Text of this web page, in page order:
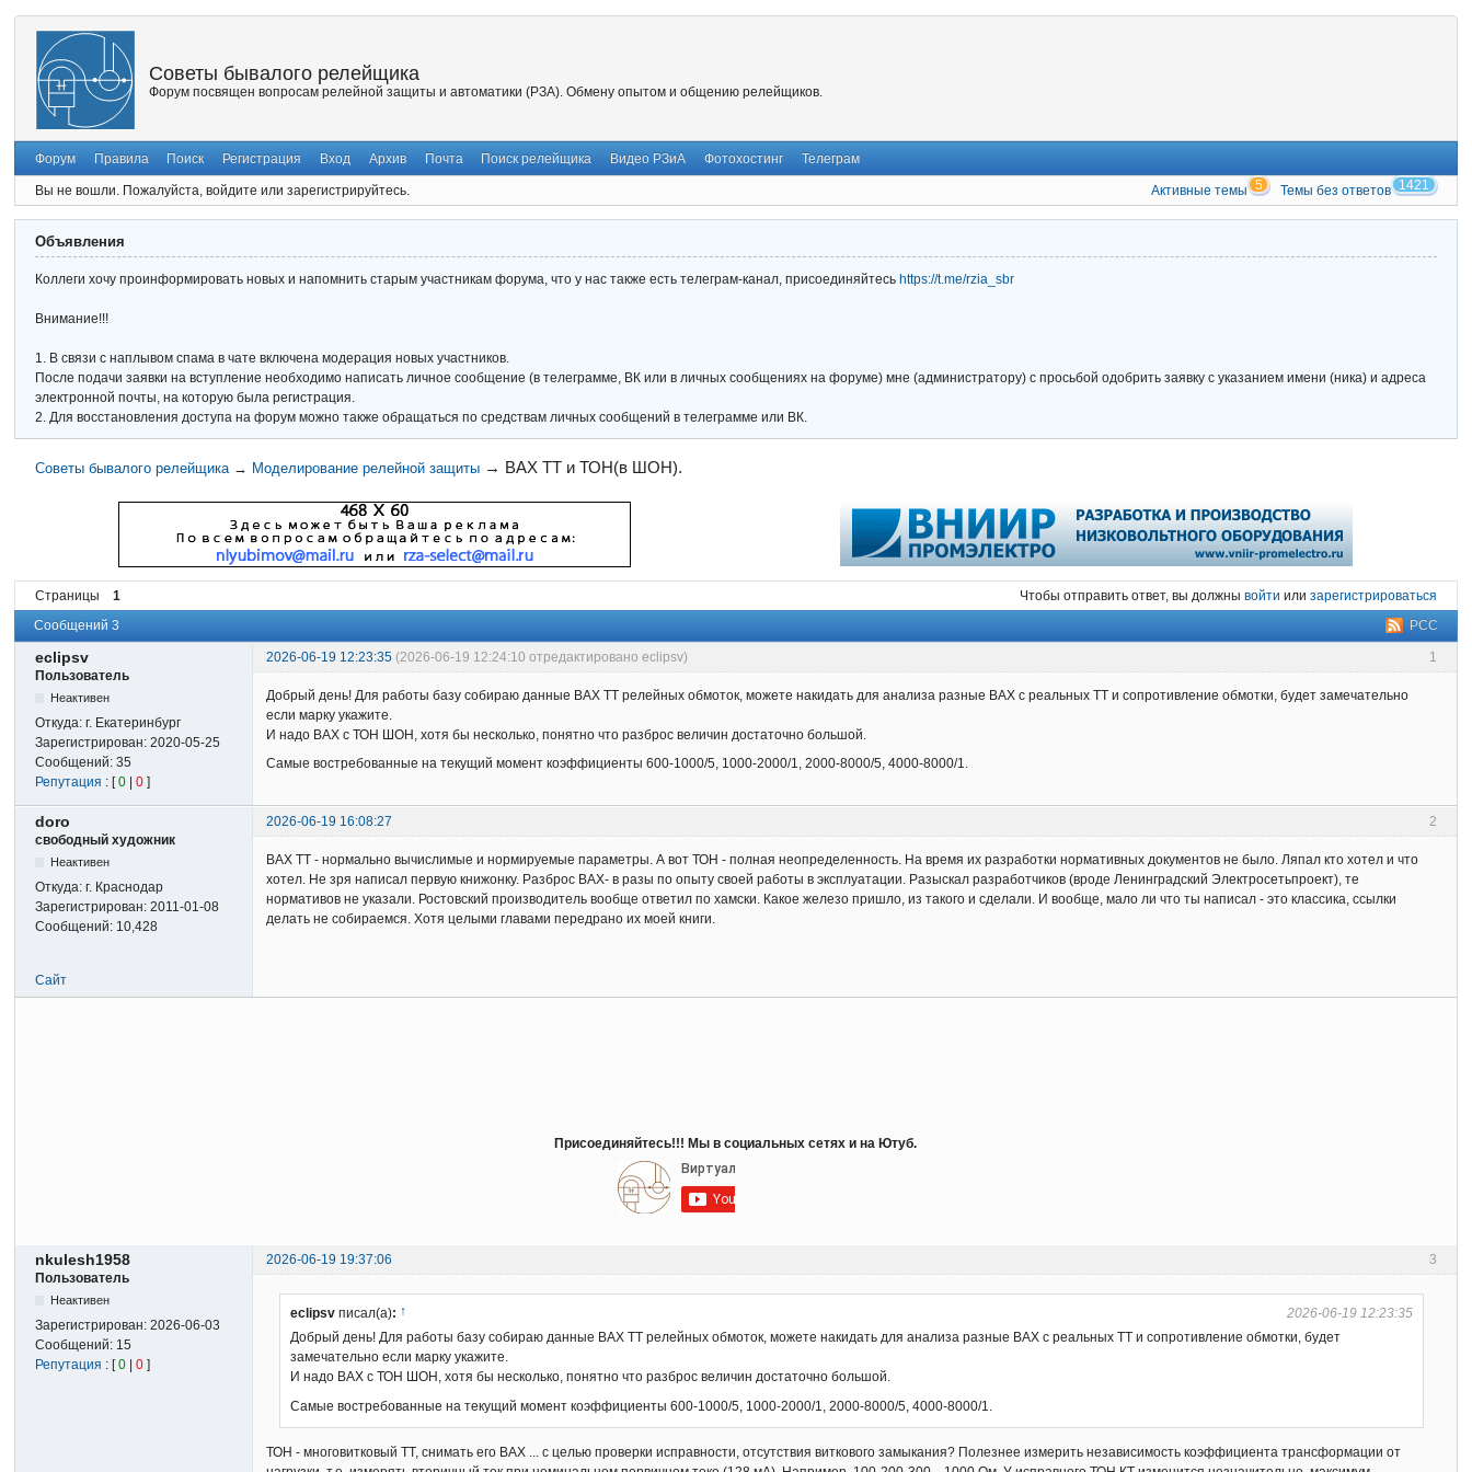
Советы бывалого релейщика
Форум посвящен вопросам релейной защиты и автоматики (РЗА). Обмену опытом и общению релейщиков.
Форум Правила Поиск Регистрация Вход Архив Почта Поиск релейщика Видео РЗиА Фотохостинг Телеграм
Вы не вошли. Пожалуйста, войдите или зарегистрируйтесь. Активные темы 5 Темы без ответов 1421
Объявления
Коллеги хочу проинформировать новых и напомнить старым участникам форума, что у нас также есть телеграм-канал, присоединяйтесь https://t.me/rzia_sbr
Внимание!!!
1. В связи с наплывом спама в чате включена модерация новых участников.
После подачи заявки на вступление необходимо написать личное сообщение (в телеграмме, ВК или в личных сообщениях на форуме) мне (администратору) с просьбой одобрить заявку с указанием имени (ника) и адреса
электронной почты, на которую была регистрация.
2. Для восстановления доступа на форум можно также обращаться по средствам личных сообщений в телеграмме или ВК.
Советы бывалого релейщика → Моделирование релейной защиты → ВАХ ТТ и ТОН(в ШОН).
Страницы 1 Чтобы отправить ответ, вы должны войти или зарегистрироваться
РСС
Сообщений 3
1
eclipsv 2026-06-19 12:23:35 (2026-06-19 12:24:10 отредактировано eclipsv)
Пользователь
Неактивен
Откуда:г. Екатеринбург
Зарегистрирован:2020-05-25
Сообщений:35
Репутация : [0 |0 ]
Добрый день! Для работы базу собираю данные ВАХ ТТ релейных обмоток, можете накидать для анализа разные ВАХ с реальных ТТ и сопротивление обмотки, будет замечательно
если марку укажите.
И надо ВАХ с ТОН ШОН, хотя бы несколько, понятно что разброс величин достаточно большой.
Самые востребованные на текущий момент коэффициенты 600-1000/5, 1000-2000/1, 2000-8000/5, 4000-8000/1.
2
doro
2026-06-19 16:08:27
свободный художник
Неактивен
Откуда:г. Краснодар
Зарегистрирован:2011-01-08
Сообщений: 10,428
ВАХ ТТ - нормально вычислимые и нормируемые параметры. А вот ТОН - полная неопределенность. На время их разработки нормативных документов не было. Ляпал кто хотел и что
хотел. Не зря написал первую книжонку. Разброс ВАХ- в разы по опыту своей работы в эксплуатации. Разыскал разработчиков (вроде Ленинградский Электросетьпроект), те
нормативов не указали. Ростовский производитель вообще ответил по хамски. Какое железо пришло, из такого и сделали. И вообще, мало ли что ты написал - это классика, ссылки
делать не собираемся. Хотя целыми главами передрано их моей книги.
Сайт
Присоединяйтесь!!! Мы в социальных сетях и на Ютуб.
3
nkulesh1958
2026-06-19 19:37:06
Пользователь
Неактивен
Зарегистрирован:2026-06-03
Сообщений: 15
Репутация : [0 |0 ]
eclipsv писал(а): ↑
2026-06-19 12:23:35
Добрый день! Для работы базу собираю данные ВАХ ТТ релейных обмоток, можете накидать для анализа разные ВАХ с реальных ТТ и сопротивление обмотки, будет
замечательно если марку укажите.
И надо ВАХ с ТОН ШОН, хотя бы несколько, понятно что разброс величин достаточно большой.
Самые востребованные на текущий момент коэффициенты 600-1000/5, 1000-2000/1, 2000-8000/5, 4000-8000/1.
ТОН - многовитковый ТТ, снимать его ВАХ ... с целью проверки исправности, отсутствия виткового замыкания? Полезнее измерить независимость коэффициента трансформации от